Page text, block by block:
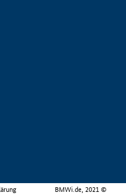
BMWi.de, 2021 ©